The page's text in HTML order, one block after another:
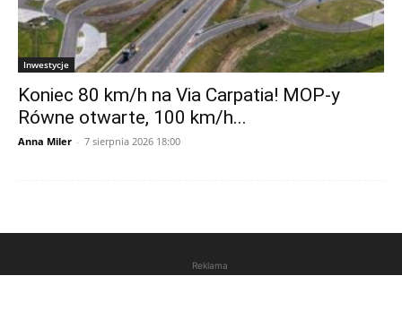
Inwestycje
Koniec 80 km/h na Via Carpatia! MOP-y
Równe otwarte, 100 km/h...
Anna Miler - 7 sierpnia 2026 18:00
Reklama